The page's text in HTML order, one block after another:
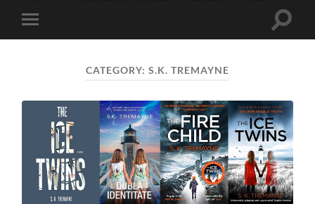
Toggle
mobile
Toggle
CATEGORY: S.K. TREMAYNE